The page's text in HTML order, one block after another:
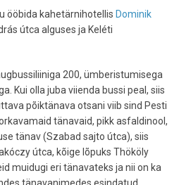
ööbida kahetärnihotellis Dominik
útca alguses ja Keléti
200, ümberistumisega
Kui olla juba viienda bussi peal, siis
põiktänava otsani viib sind Pesti
tänavaid, pikk asfaldinool,
tänav (Szabad sajto útca), siis
útca, kõige lõpuks Thököly
muidugi eri tänavateks ja nii on ka